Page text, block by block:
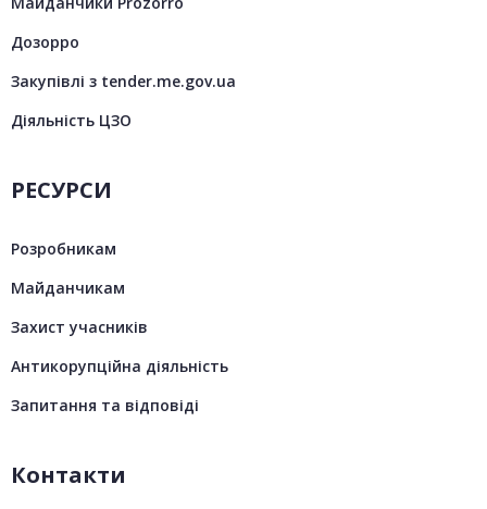
Дозорро
Закупівлі з tender.me.gov.ua
Діяльність ЦЗО
РЕСУРСИ
Розробникам
Майданчикам
Захист учасників
Антикорупційна діяльність
Запитання та відповіді
Контакти